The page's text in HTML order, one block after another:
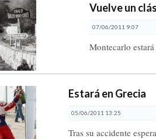
Vuelve un
07/06/2011 9:07
Montecarlo
Estará en Grecia
05/06/2011 13:25
Tras su accidente